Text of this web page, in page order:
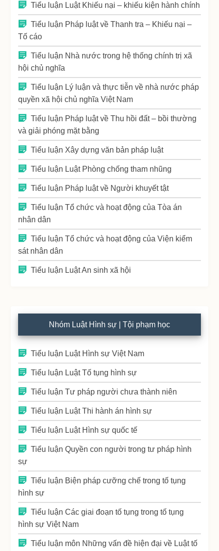
Tiểu luận Luật Khiếu nại – khiếu kiện hành chính
Tiểu luận Pháp luật về Thanh tra – Khiếu nại –
Tố cáo
Tiểu luận Nhà nước trong hệ thống chính trị xã
hội chủ nghĩa
Tiểu luận Lý luận và thực tiễn về nhà nước pháp
quyền xã hội chủ nghĩa Việt Nam
Tiểu luận Pháp luật về Thu hồi đất – bồi thường
và giải phóng mặt bằng
Tiểu luận Xây dựng văn bản pháp luật
Tiểu luận Luật Phòng chống tham nhũng
Tiểu luận Pháp luật về Người khuyết tật
Tiểu luận Tổ chức và hoạt động của Tòa án
nhân dân
Tiểu luận Tổ chức và hoạt động của Viện kiểm
sát nhân dân
Tiểu luận Luật An sinh xã hội
Nhóm Luật Hình sự | Tội phạm học
Tiểu luận Luật Hình sự Việt Nam
Tiểu luận Luật Tố tụng hình sự
Tiểu luận Tư pháp người chưa thành niên
Tiểu luận Luật Thi hành án hình sự
Tiểu luận Luật Hình sự quốc tế
Tiểu luận Quyền con người trong tư pháp hình
sự
Tiểu luận Biện pháp cưỡng chế trong tố tụng
hình sự
Tiểu luận Các giai đoạn tố tụng trong tố tụng
hình sự Việt Nam
Tiểu luận môn Những vấn đề hiện đại về Luật tố